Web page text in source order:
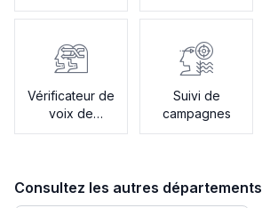
par e-mail
Vérificateur de
voix de
marque
Suivi de
campagnes
Consultez les autres départements